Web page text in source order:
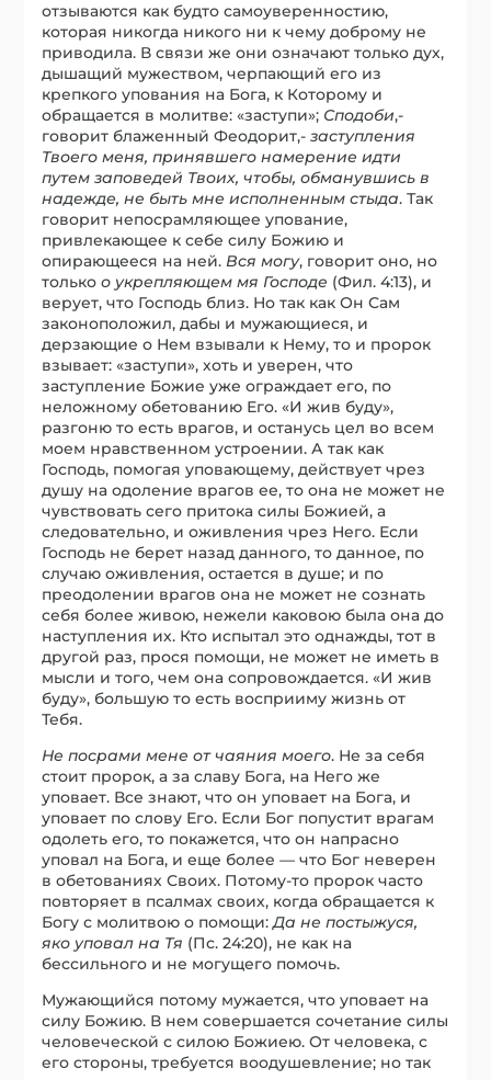
отзываются как будто самоуверенностию,
которая никогда никого ни к чему доброму не
приводила. В связи же они означают только дух,
дышащий мужеством, черпающий его из
крепкого упования на Бога, к Которому и
обращается в молитве: «заступи»; Сподоби,-
говорит блаженный Феодорит,-заступления
Твоего меня, принявшего намерение идти
путем заповедей Твоих, чтобы, обманувшись в
надежде, не быть мне исполненным стыда. Так
говорит непосрамляющее упование,
привлекающее к себе силу Божию и
опирающееся на ней.Вся могу, говорит оно, но
толькоо укрепляющем мя Господе (Фил. 4:13), и
верует, что Господь близ. Но так как Он Сам
законоположил, дабы и мужающиеся, и
дерзающие о Нем взывали к Нему, то и пророк
взывает: «заступи», хоть и уверен, что
заступление Божие уже ограждает его, по
неложному обетованию Его. «И жив буду»,
разгоню то есть врагов, и останусь цел во всем
моем нравственном устроении. А так как
Господь, помогая уповающему, действует чрез
душу на одоление врагов ее, то она не может не
чувствовать сего притока силы Божией, а
следовательно, и оживления чрез Него. Если
Господь не берет назад данного, то данное, по
случаю оживления, остается в душе; и по
преодолении врагов она не может не сознать
себя более живою, нежели каковою была она до
наступления их. Кто испытал это однажды, тот в
другой раз, прося помощи, не может не иметь в
мысли и того, чем она сопровождается. «И жив
буду», большую то есть восприиму жизнь от
Тебя.
Не посрами мене от чаяния моего. Не за себя
стоит пророк, а за славу Бога, на Него же
уповает. Все знают, что он уповает на Бога, и
уповает по слову Его. Если Бог попустит врагам
одолеть его, то покажется, что он напрасно
уповал на Бога, и еще более — что Бог неверен
в обетованиях Своих. Потому-то пророк часто
повторяет в псалмах своих, когда обращается к
Богу с молитвою о помощи:Да не постыжуся,
яко уповал на Тя (Пс. 24:20), не как на
бессильного и не могущего помочь.
Мужающийся потому мужается, что уповает на
силу Божию. В нем совершается сочетание силы
человеческой с силою Божиею. От человека, с
его стороны, требуется воодушевление; но так